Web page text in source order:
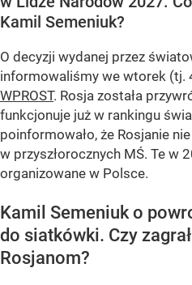
Kamil Semeniuk?
O decyzji wydanej przez
informowaliśmy we wtorek (tj.
WPROST. Rosja została
funkcjonuje już w rankingu
poinformowało, że Rosjanie
w przyszłorocznych MŚ. Te w
organizowane w Polsce.
Kamil Semeniuk o
do siatkówki. Czy
Rosjanom?